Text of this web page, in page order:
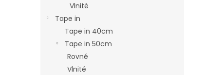
Vlnité
Tape in
Tape in 40cm
Tape in 50cm
Rovné
Vlnité